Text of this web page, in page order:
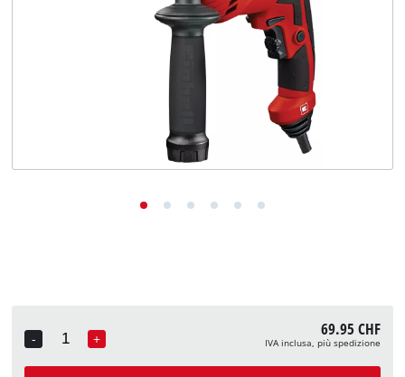
-
Quantity
+ 69.95 CHF
IVA inclusa, più spedizione